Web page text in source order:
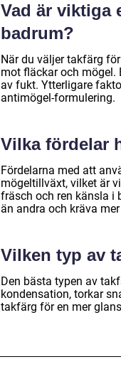
Vad är viktiga
badrum?
När du väljer takfärg
mot fläckar och mögel.
av fukt. Ytterligare
antimögel-formulering.
Vilka fördelar
Fördelarna med att
mögeltillväxt, vilket är
fräsch och ren känsla i
än andra och kräva
Vilken typ av
Den bästa typen av
kondensation, torkar
takfärg för en mer